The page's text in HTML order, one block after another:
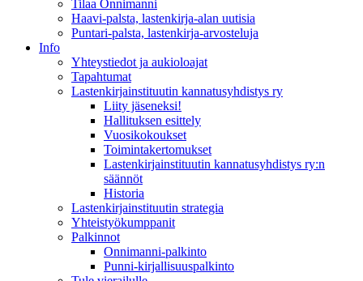
Tilaa Onnimanni
Haavi-palsta, lastenkirja-alan uutisia
Puntari-palsta, lastenkirja-arvosteluja
Info
Yhteystiedot ja aukioloajat
Tapahtumat
Lastenkirjainstituutin kannatusyhdistys ry
Liity jäseneksi!
Hallituksen esittely
Vuosikokoukset
Toimintakertomukset
Lastenkirjainstituutin kannatusyhdistys ry:n
säännöt
Historia
Lastenkirjainstituutin strategia
Yhteistyökumppanit
Palkinnot
Onnimanni-palkinto
Punni-kirjallisuuspalkinto